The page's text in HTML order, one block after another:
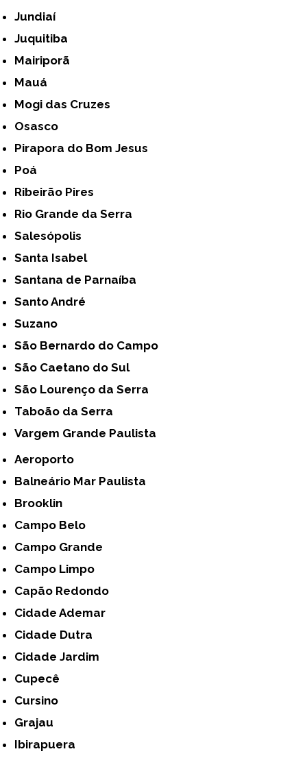
Jundiaí
Juquitiba
Mairiporã
Mauá
Mogi das Cruzes
Osasco
Pirapora do Bom Jesus
Poá
Ribeirão Pires
Rio Grande da Serra
Salesópolis
Santa Isabel
Santana de Parnaíba
Santo André
Suzano
São Bernardo do Campo
São Caetano do Sul
São Lourenço da Serra
Taboão da Serra
Vargem Grande Paulista
Aeroporto
Balneário Mar Paulista
Brooklin
Campo Belo
Campo Grande
Campo Limpo
Capão Redondo
Cidade Ademar
Cidade Dutra
Cidade Jardim
Cupecê
Cursino
Grajau
Ibirapuera